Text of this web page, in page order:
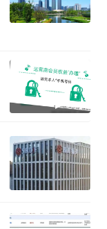
00:15